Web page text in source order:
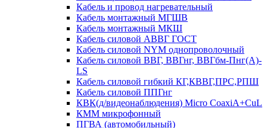
Кабель и провод нагревательный
Кабель монтажный МГШВ
Кабель монтажный МКШ
Кабель силовой АВВГ ГОСТ
Кабель силовой NYM однопроволочный
Кабель силовой ВВГ, ВВГнг, ВВГбм-Пнг(А)-
LS
Кабель силовой гибкий КГ,КВВГ,ПРС,РПШ
Кабель силовой ППГнг
КВК(д/видеонаблюдения) Micro CoaxiA+CuL
КММ микрофонный
ПГВА (автомобильный)